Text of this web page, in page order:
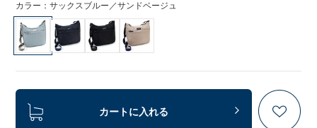
カラー：サックスブルー／サンドベージュ
カートに入れる